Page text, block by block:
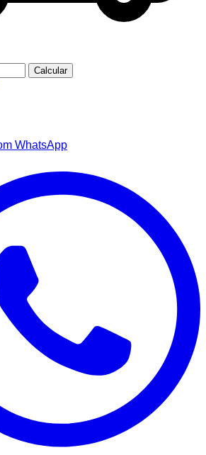
Calcular
WhatsApp